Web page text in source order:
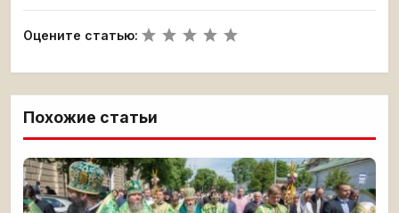
Оцените статью:
Похожие статьи